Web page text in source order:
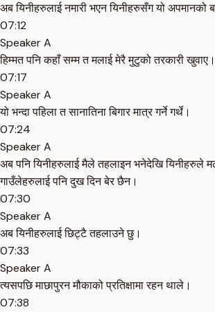
अब यिनीहरुलाई नमारी भएन यिनीहरुसँग यो अपमानको
07:12
Speaker A
हिम्मत पनि कहाँ सम्म त मलाई मेरै मुटुको तरकारी खुवाए।
07:17
Speaker A
यो भन्दा पहिला त सानातिना बिगार मात्र गर्ने गर्थे।
07:24
Speaker A
अब पनि यिनीहरुलाई मैले तहलाइन भनेदेखि यिनीहरुले
गाउँलेहरुलाई पनि दुख दिन बेर छैन।
07:30
Speaker A
अब यिनीहरुलाई छिट्टै तहलाउने छु।
07:33
Speaker A
त्यसपछि माछापुरन मौकाको प्रतिक्षामा रहन थाले।
07:38